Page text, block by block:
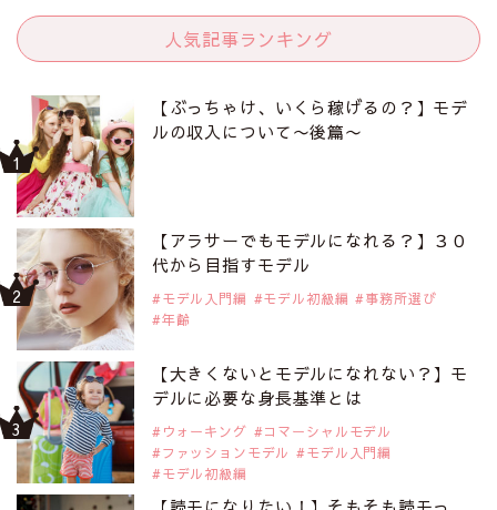
人気記事ランキング
【ぶっちゃけ、いくら稼げるの？】モデ
ルの収入について〜後篇〜
【アラサーでもモデルになれる？】３０
代から目指すモデル
モデル入門編 モデル初級編
事務所選び
年齢
【大きくないとモデルになれない？】モ
デルに必要な身長基準とは
ウォーキング
コマーシャルモデル
ファッションモデル
モデル入門編
モデル初級編